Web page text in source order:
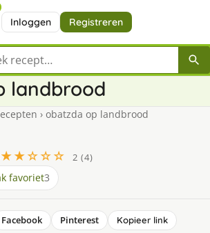
Inloggen Registreren
een recept
landbrood
› obatzda op landbrood
★★☆☆☆
2 (4)
favoriet3
Facebook Pinterest
Kopieer link